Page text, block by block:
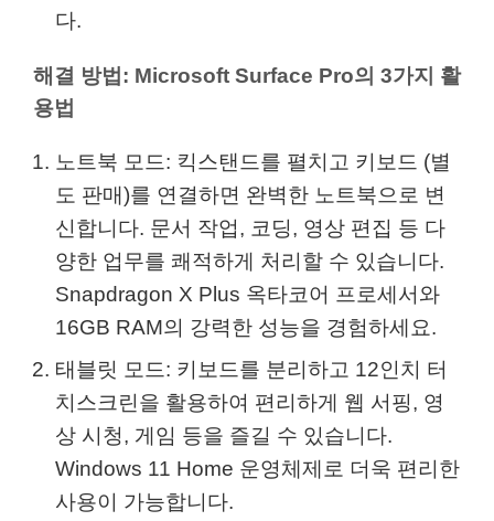
다.
해결 방법: Microsoft Surface Pro의 3가지 활
용법
노트북 모드: 킥스탠드를 펼치고 키보드 (별
도 판매)를 연결하면 완벽한 노트북으로 변
신합니다. 문서 작업, 코딩, 영상 편집 등 다
양한 업무를 쾌적하게 처리할 수 있습니다.
Snapdragon X Plus 옥타코어 프로세서와
16GB RAM의 강력한 성능을 경험하세요.
태블릿 모드: 키보드를 분리하고 12인치 터
치스크린을 활용하여 편리하게 웹 서핑, 영
상 시청, 게임 등을 즐길 수 있습니다.
Windows 11 Home 운영체제로 더욱 편리한
사용이 가능합니다.